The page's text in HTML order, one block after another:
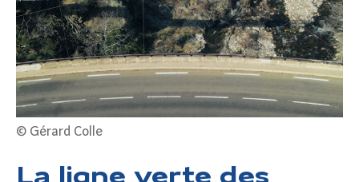
© Gérard Colle
La ligne verte des